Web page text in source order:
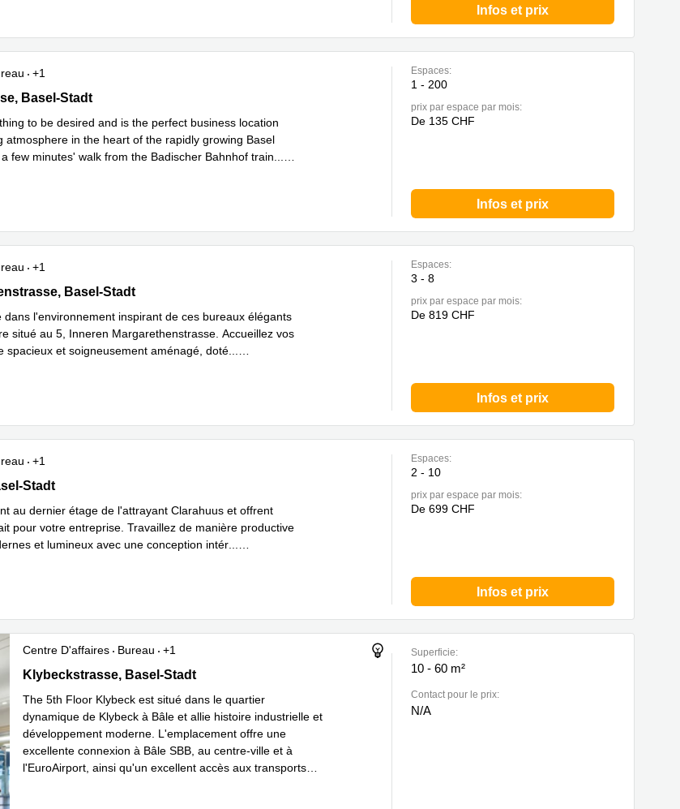
Infos et prix
+1
Basel-Stadt
Basel-Stadt
to be desired and is the perfect business location
atmosphere in the heart of the rapidly growing Basel
few minutes' walk from the Badischer Bahnhof train
Espaces:
1 - 200
prix par espace par mois:
De 135 CHF
Infos et prix
+1
5,Heuwaage, Basel-Stadt
Basel-Stadt
dans l'environnement inspirant de ces bureaux élégants
situé au 5, Inneren Margarethenstrasse. Accueillez vos
spacieux et soigneusement aménagé, doté
Espaces:
3 - 8
prix par espace par mois:
De 819 CHF
Infos et prix
+1
Centre, 5. Stock, Basel-Stadt
Stadt
au dernier étage de l'attrayant Clarahuus et offrent
pour votre entreprise. Travaillez de manière productive
et lumineux avec une conception intér
Espaces:
2 - 10
prix par espace par mois:
De 699 CHF
Infos et prix
Centre D'affaires Bureau
+1
Klybeckstrasse 141, Basel-Stadt
Klybeckstrasse, Basel-Stadt
The 5th Floor Klybeck est situé dans le quartier
dynamique de Klybeck à Bâle et allie histoire industrielle et
développement moderne. L'emplacement offre une
excellente connexion à Bâle SBB, au centre-ville et à
l'EuroAirport, ainsi qu'un excellent accès aux transports
Superficie:
10 - 60 m²
Contact pour le prix:
N/A